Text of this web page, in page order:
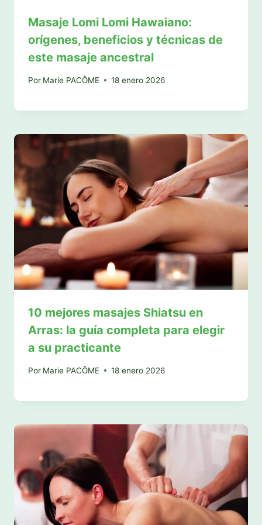
Masaje Lomi Lomi Hawaiano:
orígenes, beneficios y técnicas de
este masaje ancestral
Por Marie PACÔME 18 enero 2026
10 mejores masajes Shiatsu en
Arras: la guía completa para elegir
a su practicante
Por Marie PACÔME 18 enero 2026